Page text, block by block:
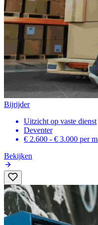
Bijrijder
Uitzicht op vaste dienst
Deventer
€ 2.600 - € 3.000 per
Bekijken